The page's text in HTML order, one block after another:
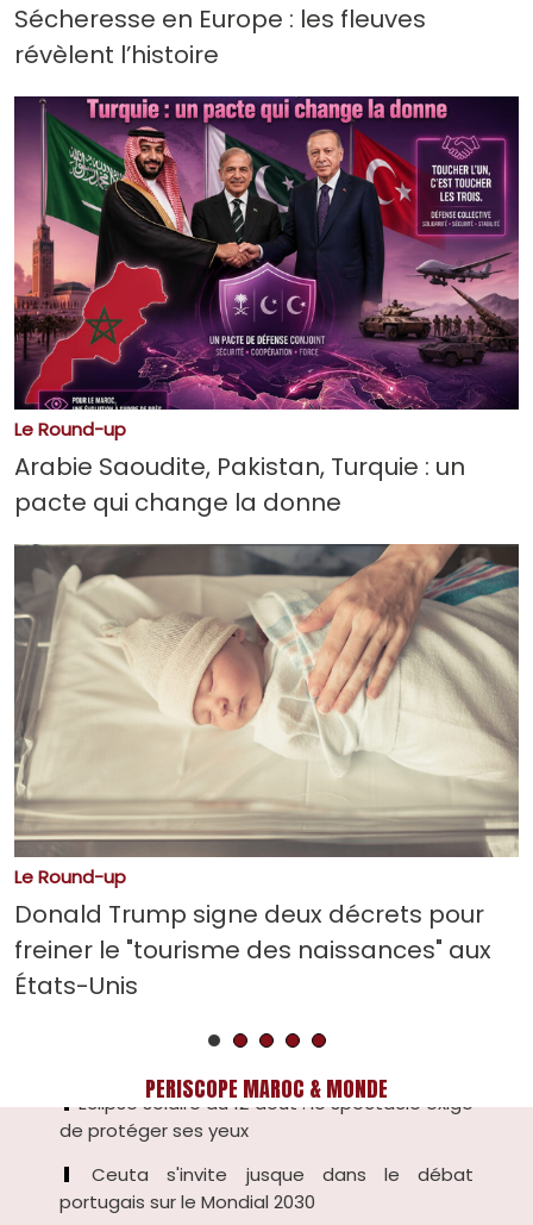
Sécheresse en Europe : les fleuves
révèlent l’histoire
Le Round-up
Arabie Saoudite, Pakistan, Turquie : un
pacte qui change la donne
Le Round-up
Donald Trump signe deux décrets pour
freiner le "tourisme des naissances" aux
États-Unis
PERISCOPE MAROC & MONDE
Londres : quatre hommes blessés dans une
attaque à Covent Garden
de protéger ses yeux
Ceuta s'invite jusque dans le débat
portugais sur le Mondial 2030
Al-Qods : le Maroc réaffirme son
engagement dans la coordination arabe